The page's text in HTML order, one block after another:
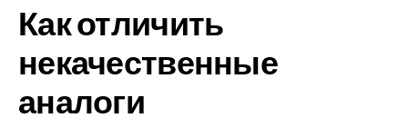
Как отличить
некачественные
аналоги